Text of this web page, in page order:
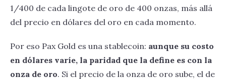
1/400 de cada lingote de oro de 400 onzas, más allá
del precio en dólares del oro en cada momento.
Por eso Pax Gold es una stablecoin: aunque su costo
en dólares varíe, la paridad que la define es con la
onza de oro. Si el precio de la onza de oro sube, el de